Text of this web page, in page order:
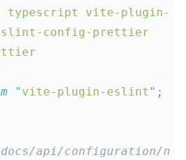
typescript
vite-plugin-
config-prettier
" vite-plugin-eslint " ;
api/configuration/n